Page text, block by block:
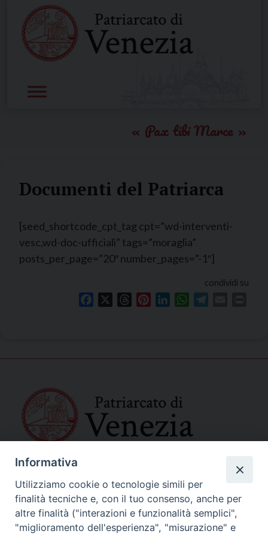
content
Pax tibi Marce
Documenti del Patriarca
[seed_shortcode_cpt_tag cpt=”wd-interventi-
vesc,wd-doc-ufficiali” tags=”moraglia”
posts_per_page=”20″ number_pages=”-1″]
condividi su
Facebook ThreadsPinterestLinkedInWhatsApp
SEDE PRINCIPALE
Palazzo Patriarcale
San Marco, 320/A – 30124 Venezia
Tel. 041-2702411
e-mail curia@patriarcatovenezia.it
Indirizzo PEC: patriarcatovenezia@pec.chiesacattolica.it
Informativa
Utilizziamo cookie o tecnologie simili per
finalità tecniche e, con il tuo consenso, anche per
altre finalità ("interazioni e funzionalità semplici",
"miglioramento dell'esperienza", "misurazione" e